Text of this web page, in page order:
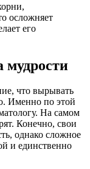
осложняет
его
мудрости
что вырывать
Именно по этой
На самом
Конечно, свои
однако сложное
и единственно